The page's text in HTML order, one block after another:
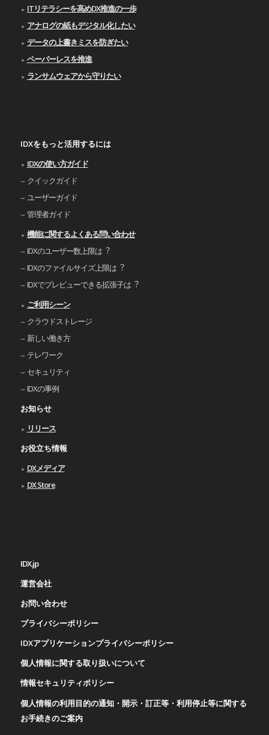
ITリテラシーを高めDX推進の一歩
アナログの紙もデジタル化したい
データの上書きミスを防ぎたい
ペーパーレスを推進
ランサムウェアから守りたい
IDXをもっと活用するには
IDXの使い⽅ガイド
クイックガイド
ユーザーガイド
管理者ガイド
機能に関するよくある問い合わせ
IDXのユーザー数上限は︖
IDXのファイルサイズ上限は︖
IDXでプレビューできる拡張⼦は︖
ご利⽤シーン
クラウドストレージ
新しい働き⽅
テレワーク
セキュリティ
IDXの事例
お知らせ
リリース
お役立ち情報
DXメディア
DX Store
IDX.jp
運営会社
お問い合わせ
プライバシーポリシー
IDXアプリケーションプライバシーポリシー
個人情報に関する取り扱いについて
情報セキュリティポリシー
個人情報の利用目的の通知・開示・訂正等・利用停止等に関する
お手続きのご案内